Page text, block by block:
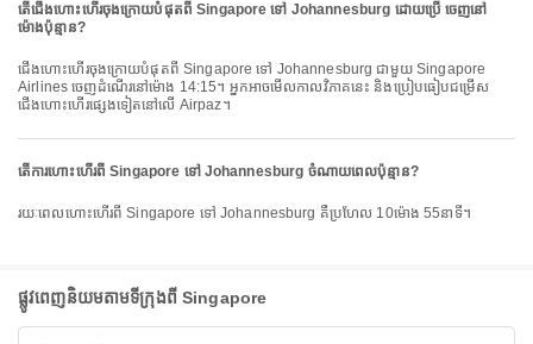
តើជើងហោះហើរចុងក្រោយបំផុតពី Singapore ទៅ Johannesburg ដោយប្រើ ចេញនៅ
ម៉ោងប៉ុន្មាន?
ជើងហោះហើរចុងក្រោយបំផុតពី Singapore ទៅ Johannesburg ជាមួយ Singapore
Airlines ចេញដំណើរនៅម៉ោង 14:15។ អ្នកអាចមើលកាលវិភាគនេះ និងប្រៀបធៀបជម្រើស
ជើងហោះហើរផ្សេងទៀតនៅលើ Airpaz។
តើការហោះហើរពី Singapore ទៅ Johannesburg ចំណាយពេលប៉ុន្មាន?
រយៈពេលហោះហើរពី Singapore ទៅ Johannesburg គឺប្រហែល 10ម៉ោង 55នាទី។
ផ្លូវពេញនិយមតាមទីក្រុងពី Singapore